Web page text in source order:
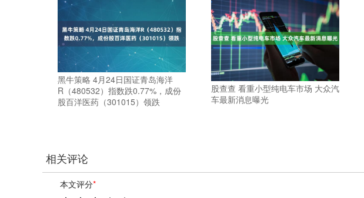
黑牛策略 4月24日国证青岛海洋
R（480532）指数跌0.77%，成份
股百洋医药（301015）领跌
股查查 看重小型纯电车市场 大众汽
车最新消息曝光
相关评论
本文评分*